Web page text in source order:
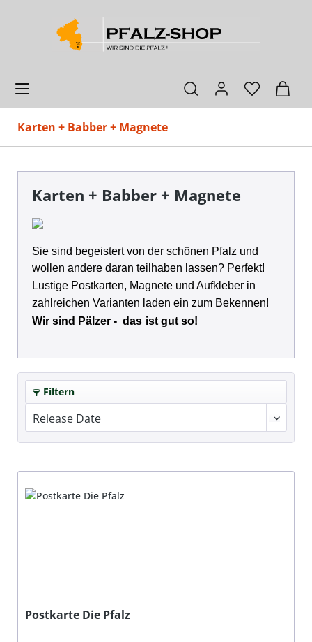
Karten + Babber + Magnete
Karten + Babber + Magnete
Sie sind begeistert von der schönen Pfalz und
wollen andere daran teilhaben lassen? Perfekt!
Lustige Postkarten, Magnete und Aufkleber in
zahlreichen Varianten laden ein zum Bekennen!
Wir sind Pälzer - das ist gut so!
Filtern
Farbe - Anzahl
Postkarte Die Pfalz